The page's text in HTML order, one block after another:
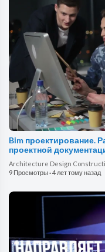
Bim проектирование.
проектной
Architecture Design
9 Просмотры·4 лет тому назад